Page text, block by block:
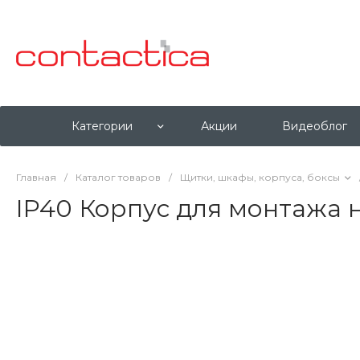
Категории Акции Видеоблог
Главная / Каталог товаров / Щитки, шкафы, корпуса, боксы
IP40 Корпус для монтажа